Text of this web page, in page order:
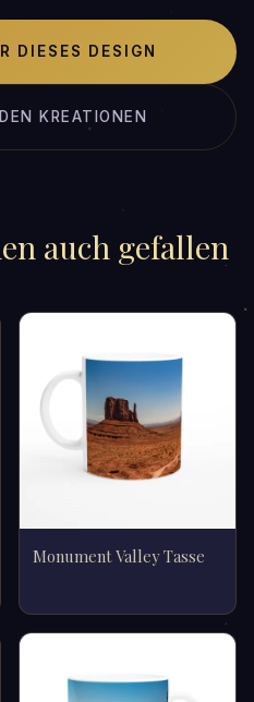
DIESES DESIGN
KREATIONEN
auch gefallen
Monument Valley Tasse